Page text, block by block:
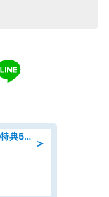
＞
2026年転職応援キャンペーン!入社特典58万円/デンソーで働こう!自動車工場で小型部品の検査業務 denso aichi